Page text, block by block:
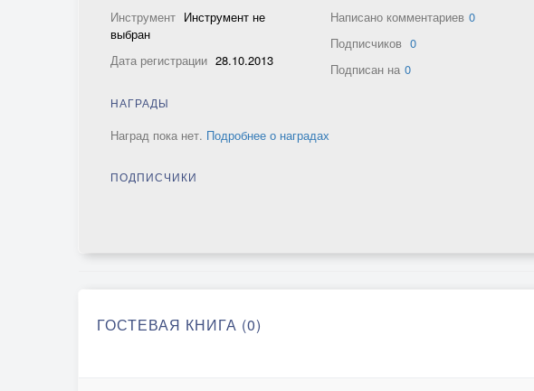
Инструмент Инструмент не
выбран
Дата регистрации 28.10.2013
Написано комментариев 0
Подписчиков 0
Подписан на 0
НАГРАДЫ
Наград пока нет. Подробнее о наградах
ПОДПИСЧИКИ
ГОСТЕВАЯ КНИГА (0)